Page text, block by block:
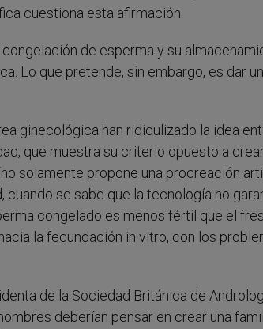
cuestiona esta afirmación.
de esperma y su
Lo que pretende, sin embargo, es dar
ginecológica han ridiculizado la idea
que muestra su criterio opuesto a
solamente propone una procreación
cuando se sabe que la tecnología no
congelado es menos fértil que el
la fecundación in vitro, con los
de la Sociedad Británica de
deberían pensar en crear una